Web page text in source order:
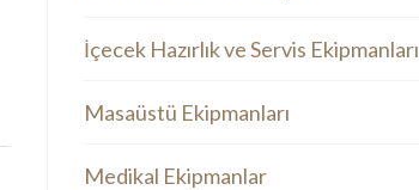
İçecek Hazırlık ve Servis Ekipmanları
Masaüstü Ekipmanları
Medikal Ekipmanlar